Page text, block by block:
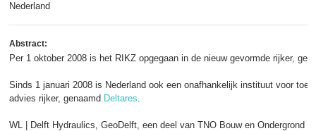
Nederland
Abstract:
Per 1 oktober 2008 is het RIKZ opgegaan in de nieuw gevormde rijker,
Sinds 1 januari 2008 is Nederland ook een onafhankelijk instituut voor
advies rijker, genaamd Deltares.
WL | Delft Hydraulics, GeoDelft, een deel van TNO Bouw en Ondergrond